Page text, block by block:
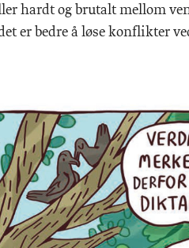
hardt og brutalt mellom
er bedre å løse konflikter